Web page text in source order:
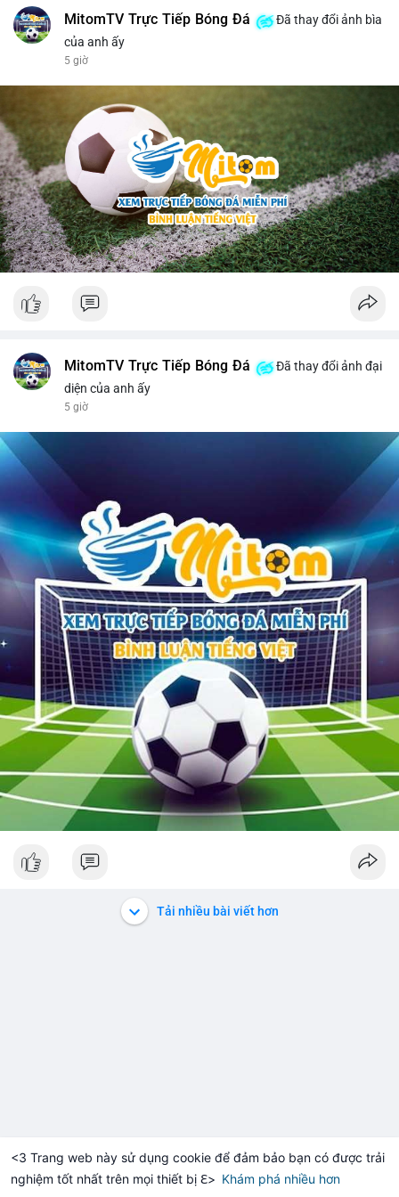
<3 Trang web này sử dụng cookie để đảm bảo bạn có được trải
nghiệm tốt nhất trên mọi thiết bị ℇ> Khám phá nhiều hơn
$1,900.68 +0.20% Solana $72.70 -1.13%
MitomTV Trực Tiếp Bóng Đá
Đã thay đổi ảnh bìa
của anh ấy
5 giờ
MitomTV Trực Tiếp Bóng Đá
Đã thay đổi ảnh đại
diện của anh ấy
5 giờ
Tải nhiều bài viết hơn